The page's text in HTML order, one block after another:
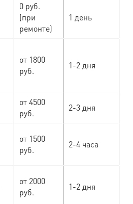
0 руб.
(при
ремонте)
1 день
от 1800
руб.
1-2 дня
от 4500
руб.
2-3 дня
от 1500
руб.
2-4 часа
от 2000
руб.
1-2 дня